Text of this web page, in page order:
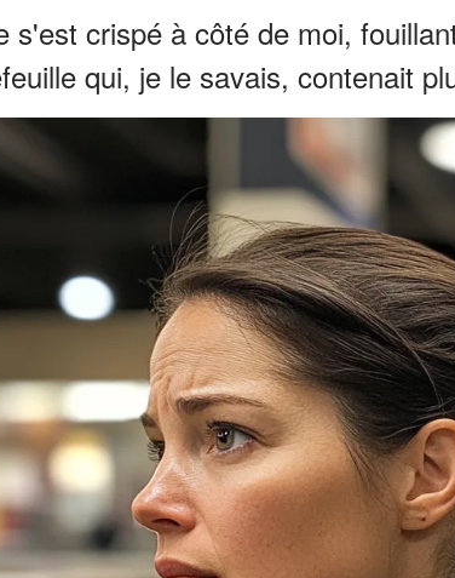
s'est crispé à côté de moi,
qui, je le savais, contenait